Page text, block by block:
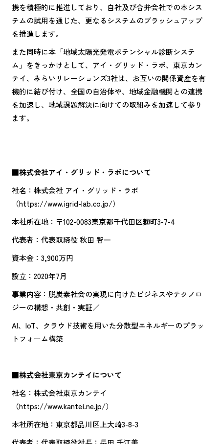
携を積極的に推進しており、自社及び合弁会社での本シス
テムの試用を通じた、更なるシステムのブラッシュアップ
を推進します。
また同時に本「地域太陽光発電ポテンシャル診断システ
ム」をきっかけとして、アイ・グリッド・ラボ、東京カン
テイ、みらいリレーションズ3社は、お互いの関係資産を有
機的に結び付け、全国の自治体や、地域金融機関との連携
を加速し、地域課題解決に向けての取組みを加速して参り
ます。
■株式会社アイ・グリッド・ラボについて
社名：株式会社 アイ・グリッド・ラボ
（https://www.igrid-lab.co.jp/）
本社所在地：〒102-0083東京都千代田区麹町3-7-4
代表者：代表取締役 秋田 智一
資本金：3,900万円
設立：2020年7月
事業内容：脱炭素社会の実現に向けたビジネスやテクノロ
ジーの構想・共創・実証／
AI、IoT、クラウド技術を用いた分散型エネルギーのプラッ
トフォーム構築
■株式会社東京カンテイについて
社名：株式会社東京カンテイ
（https://www.kantei.ne.jp/）
本社所在地：東京都品川区上大崎3-8-3